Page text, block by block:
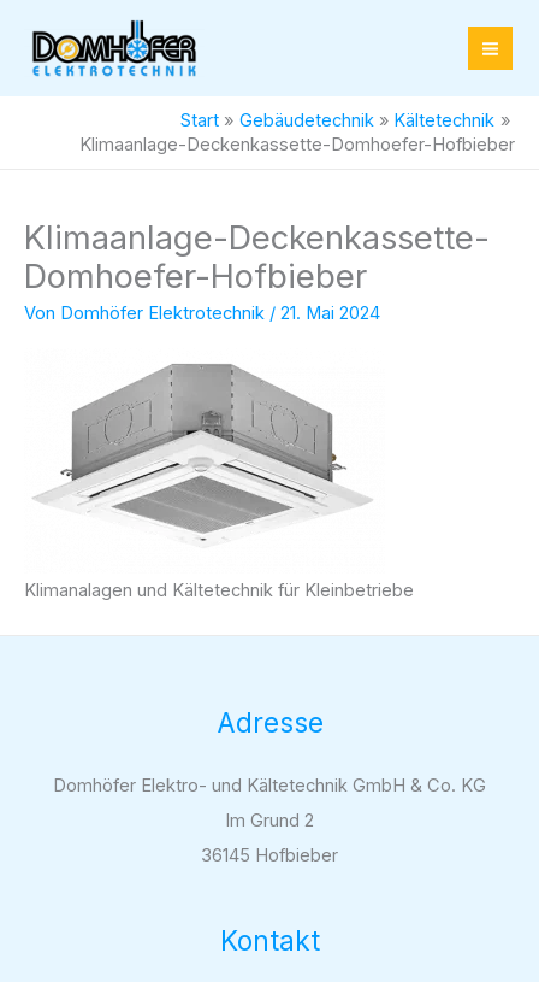
Inhalt
Start
Gebäudetechnik
Kältetechnik
Klimaanlage-Deckenkassette-Domhoefer-Hofbieber
Klimaanlage-Deckenkassette-
Domhoefer-Hofbieber
Von Domhöfer Elektrotechnik / 21. Mai 2024
Klimanalagen und Kältetechnik für Kleinbetriebe
Adresse
Domhöfer Elektro- und Kältetechnik GmbH & Co. KG
Im Grund 2
36145 Hofbieber
Kontakt